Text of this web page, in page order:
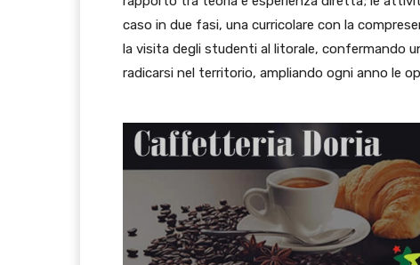
caso in due fasi, una curricolare con la
la visita degli studenti al litorale, confermando
radicarsi nel territorio, ampliando ogni anno le